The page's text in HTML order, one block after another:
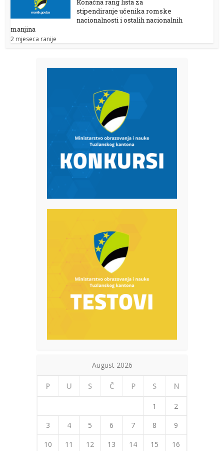
Konačna rang lista za
stipendiranje učenika romske
nacionalnosti i ostalih nacionalnih
manjina
2 mjeseca ranije
August 2026
P U S Č P S N
1
2
3
4 5 6 7 8
9
10
11 12 13 14 15
16